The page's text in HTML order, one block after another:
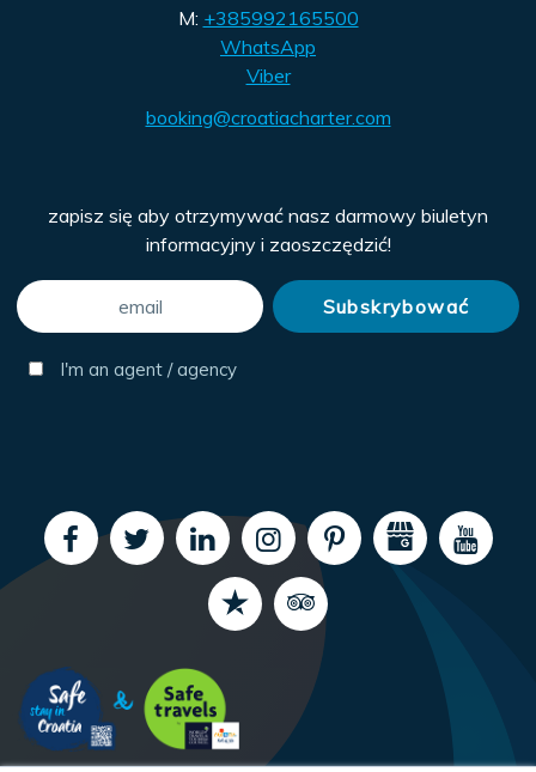
M: +385992165500
WhatsApp
Viber
booking@croatiacharter.com
zapisz się aby otrzymywać nasz darmowy biuletyn
informacyjny i zaoszczędzić!
I'm an agent / agency